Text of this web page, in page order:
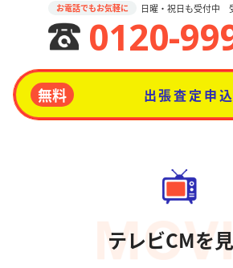
お電話でもお気軽に 日曜・祝日も受付中
0120-
無料 出張査定申込
テレビCMを